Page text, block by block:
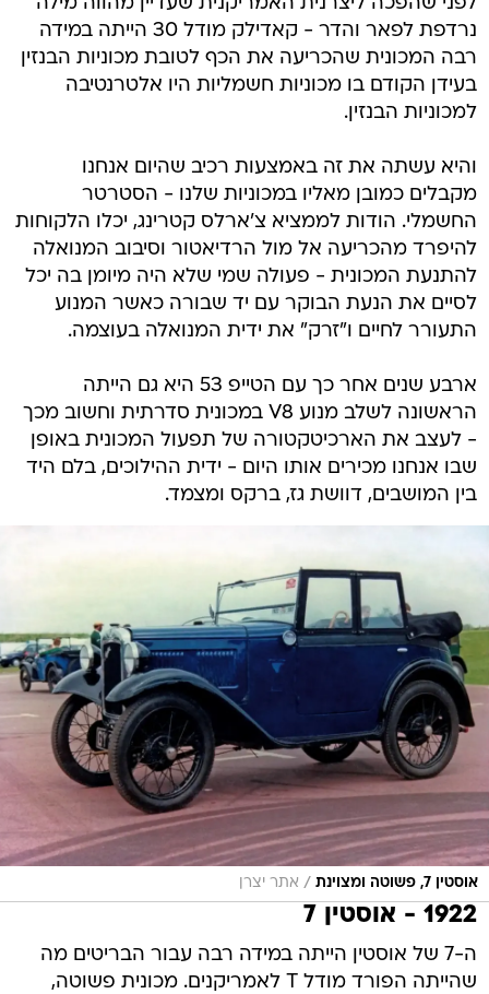
נרדפת לפאר והדר - קאדילק מודל 30 הייתה במידה
רבה המכונית שהכריעה את הכף לטובת מכוניות הבנזין
בעידן הקודם בו מכוניות חשמליות היו אלטרנטיבה
למכוניות הבנזין.
והיא עשתה את זה באמצעות רכיב שהיום אנחנו
מקבלים כמובן מאליו במכוניות שלנו - הסטרטר
החשמלי. הודות לממציא צ'ארלס קטרינג, יכלו הלקוחות
להיפרד מהכריעה אל מול הרדיאטור וסיבוב המנואלה
להתנעת המכונית - פעולה שמי שלא היה מיומן בה יכל
לסיים את הנעת הבוקר עם יד שבורה כאשר המנוע
התעורר לחיים ו"זרק" את ידית המנואלה בעוצמה.
ארבע שנים אחר כך עם הטייפ 53 היא גם הייתה
הראשונה לשלב מנוע V8 במכונית סדרתית וחשוב מכך
- לעצב את הארכיטקטורה של תפעול המכונית באופן
שבו אנחנו מכירים אותו היום - ידית ההילוכים, בלם היד
בין המושבים, דוושת גז, ברקס ומצמד.
אוסטין 7, פשוטה ומצוינת / אתר יצרן
1922 - אוסטין 7
ה-7 של אוסטין הייתה במידה רבה עבור הבריטים מה
שהייתה הפורד מודל T לאמריקנים. מכונית פשוטה,